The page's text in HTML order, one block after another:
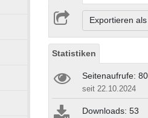
Exportieren
Statistiken
Seitenaufrufe: 80
seit 22.10.2024
Downloads: 53